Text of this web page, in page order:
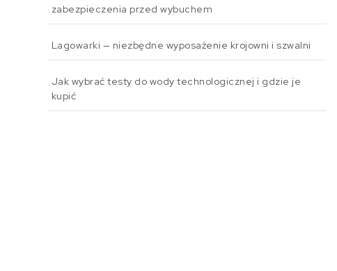
zabezpieczenia przed wybuchem
Lagowarki — niezbędne wyposażenie krojowni i szwalni
Jak wybrać testy do wody technologicznej i gdzie je
kupić